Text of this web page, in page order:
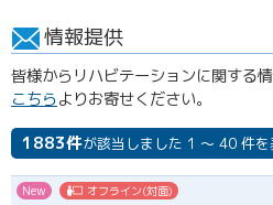
情報提供
皆様からリハビテーションに関する
こちらよりお寄せください。
1883件が該当しました 1 ～ 40 件を
New オフライン(対面)